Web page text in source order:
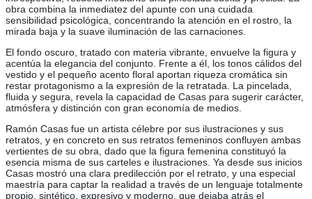
obra combina la inmediatez del apunte con una cuidada
sensibilidad psicológica, concentrando la atención en el rostro, la
mirada baja y la suave iluminación de las carnaciones.
El fondo oscuro, tratado con materia vibrante, envuelve la figura y
acentúa la elegancia del conjunto. Frente a él, los tonos cálidos del
vestido y el pequeño acento floral aportan riqueza cromática sin
restar protagonismo a la expresión de la retratada. La pincelada,
fluida y segura, revela la capacidad de Casas para sugerir carácter,
atmósfera y distinción con gran economía de medios.
Ramón Casas fue un artista célebre por sus ilustraciones y sus
retratos, y en concreto en sus retratos femeninos confluyen ambas
vertientes de su obra, dado que la figura femenina constituyó la
esencia misma de sus carteles e ilustraciones. Ya desde sus inicios
Casas mostró una clara predilección por el retrato, y una especial
maestría para captar la realidad a través de un lenguaje totalmente
propio, sintético, expresivo y moderno, que dejaba atrás el